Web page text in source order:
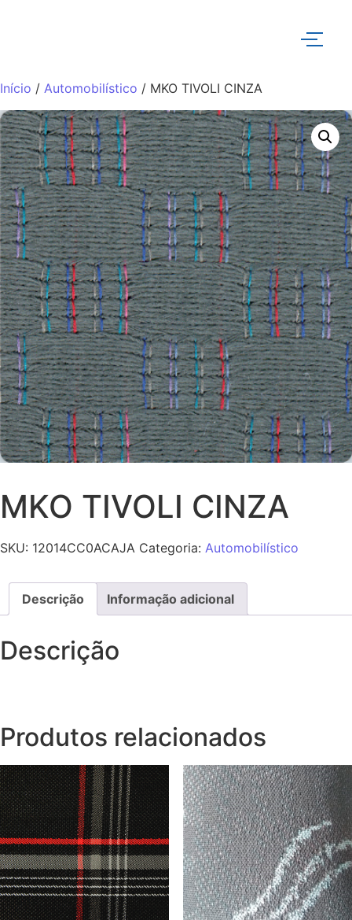
Início / Automobilístico / MKO TIVOLI CINZA
MKO TIVOLI CINZA
SKU: 12014CC0ACAJA Categoria: Automobilístico
Descrição Informação adicional
Descrição
Produtos relacionados